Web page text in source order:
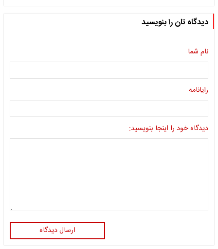
دیدگاه تان را بنویسید
نام شما
رایانامه
دیدگاه خود را اینجا بنویسید:
ارسال دیدگاه